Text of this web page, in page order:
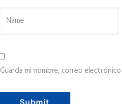
Guarda mi nombre, correo